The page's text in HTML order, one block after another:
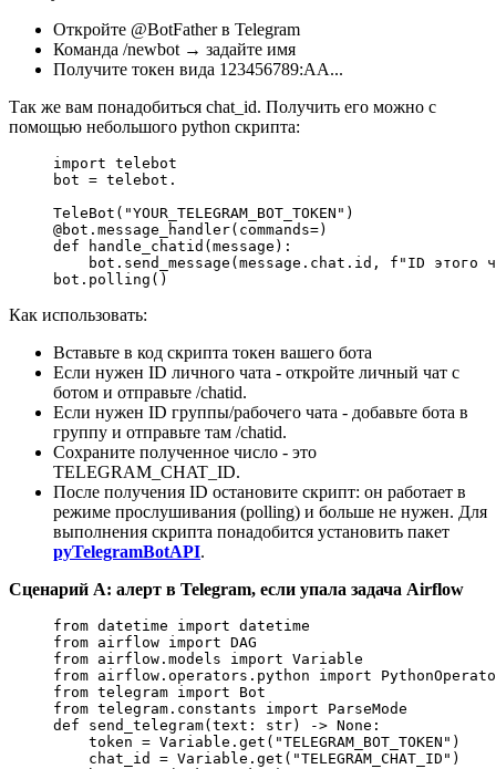
Откройте @BotFather в Telegram
Команда /newbot → задайте имя
Получите токен вида 123456789:AA...
Так же вам понадобиться chat_id. Получить его можно с
помощью небольшого python скрипта:
import telebot
bot = telebot.
TeleBot( "YOUR_TELEGRAM_BOT_TOKEN" )
@bot.message_handler( commands=)
def handle_chatid (message):
    bot.send_message(message.chat.id,
f "ID этого
bot.polling()
Как использовать:
Вставьте в код скрипта токен вашего бота
Если нужен ID личного чата - откройте личный чат с
ботом и отправьте /chatid.
Если нужен ID группы/рабочего чата - добавьте бота в
группу и отправьте там /chatid.
Сохраните полученное число - это
TELEGRAM_CHAT_ID.
После получения ID остановите скрипт: он работает в
режиме прослушивания (polling) и больше не нужен. Для
выполнения скрипта понадобится установить пакет
pyTelegramBotAPI.
Сценарий A: алерт в Telegram, если упала задача Airflow
from datetime import datetime
from airflow import DAG
from airflow.models import Variable
from airflow.operators.python import
from telegram import Bot
from telegram.constants import ParseMode
def send_telegram(text: str) -> None :
    token
= Variable.get( "TELEGRAM_BOT_TOKEN" )
    chat_id
= Variable.get( "TELEGRAM_CHAT_ID" )